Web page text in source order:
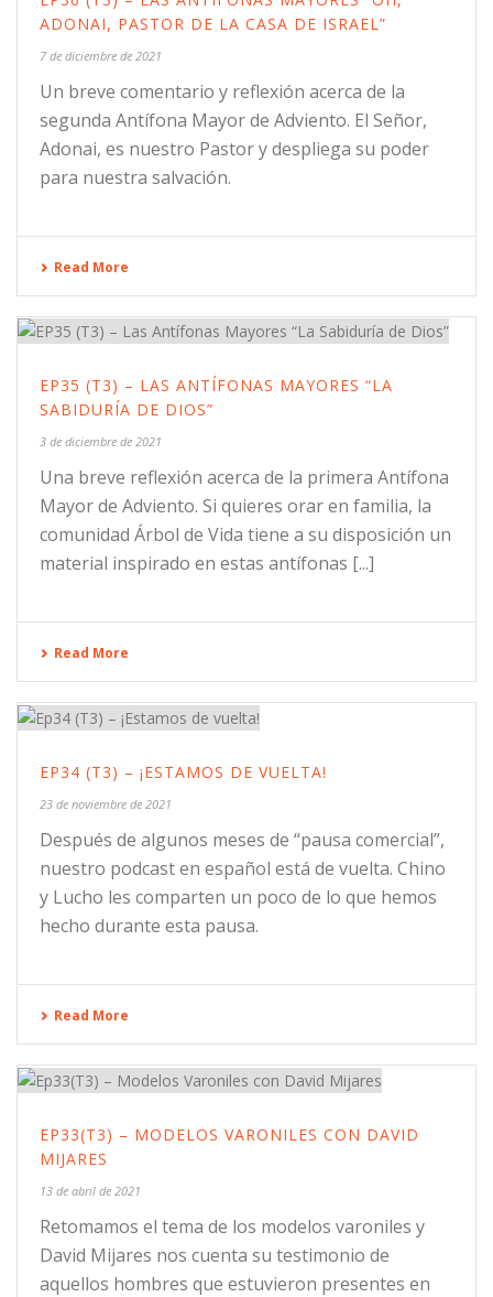
ADONAI, PASTOR DE LA CASA DE ISRAEL”
7 de diciembre de 2021
Un breve comentario y reflexión acerca de la
segunda Antífona Mayor de Adviento. El Señor,
Adonai, es nuestro Pastor y despliega su poder
para nuestra salvación.
Read More
EP35 (T3) – LAS ANTÍFONAS MAYORES “LA
SABIDURÍA DE DIOS”
3 de diciembre de 2021
Una breve reflexión acerca de la primera Antífona
Mayor de Adviento. Si quieres orar en familia, la
comunidad Árbol de Vida tiene a su disposición un
material inspirado en estas antífonas [...]
Read More
EP34 (T3) – ¡ESTAMOS DE VUELTA!
23 de noviembre de 2021
Después de algunos meses de “pausa comercial”,
nuestro podcast en español está de vuelta. Chino
y Lucho les comparten un poco de lo que hemos
hecho durante esta pausa.
Read More
EP33(T3) – MODELOS VARONILES CON DAVID
MIJARES
13 de abril de 2021
Retomamos el tema de los modelos varoniles y
David Mijares nos cuenta su testimonio de
aquellos hombres que estuvieron presentes en